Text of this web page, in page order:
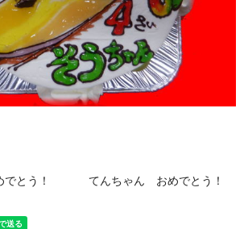
とう！ てんちゃん おめでとう！